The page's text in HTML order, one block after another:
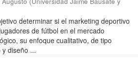
determinar si el marketing deportivo
de fútbol en el mercado
su enfoque cualitativo, de tipo
diseño ...